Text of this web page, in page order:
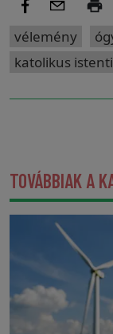
vélemény
katolikus
TOVÁBBIAK A